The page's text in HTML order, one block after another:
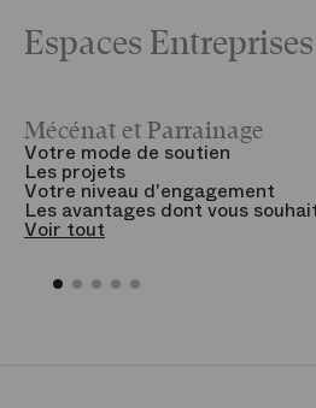
Espaces Entreprises
Mécénat et Parrainage
Votre mode de soutien
Les projets
Votre niveau d'engagement
Les avantages dont vous
Voir tout